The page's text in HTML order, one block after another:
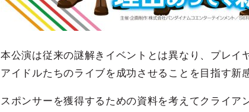
本公演は従来の謎解きイベントとは異なり、プレ
アイドルたちのライブを成功させることを目指す新
スポンサーを獲得するための資料を考えてクライア